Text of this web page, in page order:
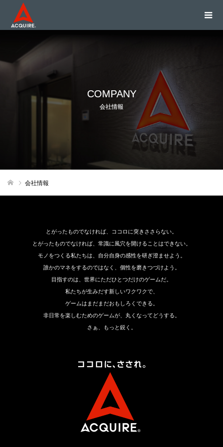
COMPANY
会社情報
会社情報
とがったものでなければ、ココロに突きささらない。
とがったものでなければ、常識に風穴を開けることはできない。
モノをつくる私たちは、自分自身の感性を研ぎ澄ませよう。
誰かのマネをするのではなく、個性を磨きつづけよう。
目指すのは、世界にただひとつだけのゲームだ。
私たちが生みだす新しいワクワクで、
ゲームはまだまだおもしろくできる。
非日常を楽しむためのゲームが、丸くなってどうする。
さぁ、もっと鋭く。